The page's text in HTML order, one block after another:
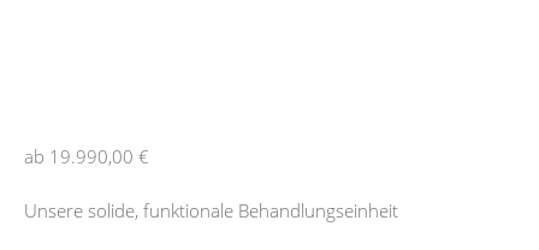
ab 19.990,00 €
Unsere solide, funktionale Behandlungseinheit